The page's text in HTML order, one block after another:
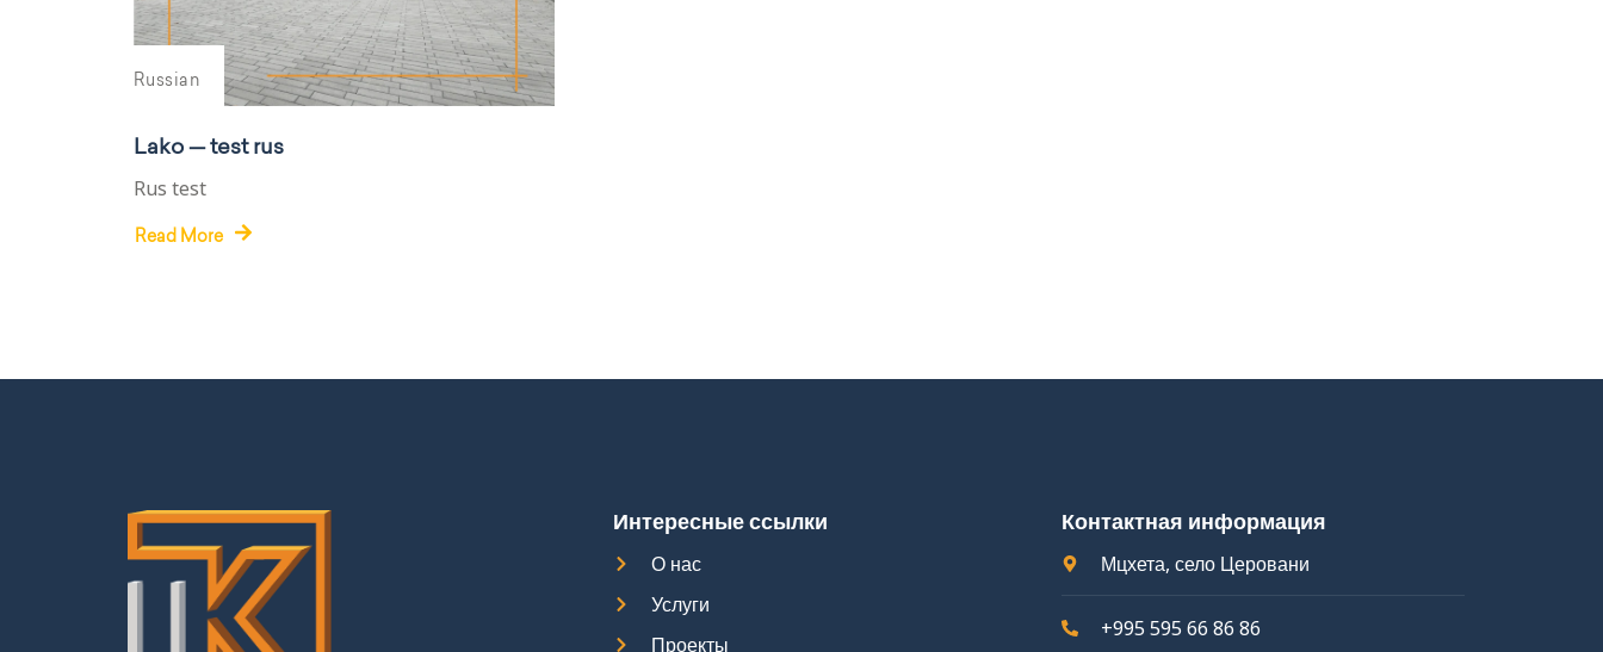
Russian
Lako — test rus
Rus test
Read More
Интересные ссылки
О нас
Услуги
Проекты
Контактная информация
Мцхета, село Церовани
+995 595 66 86 86